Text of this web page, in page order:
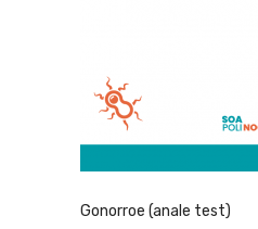
Gonorroe (anale test)